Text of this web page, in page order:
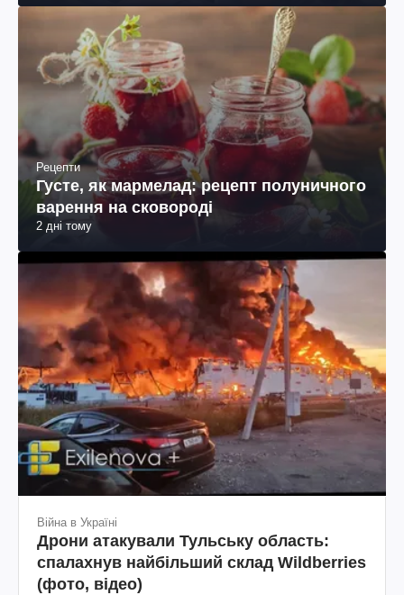
Рецепти
Густе, як мармелад: рецепт полуничного
варення на сковороді
2 дні тому
Війна в Україні
Дрони атакували Тульську область:
спалахнув найбільший склад Wildberries
(фото, відео)